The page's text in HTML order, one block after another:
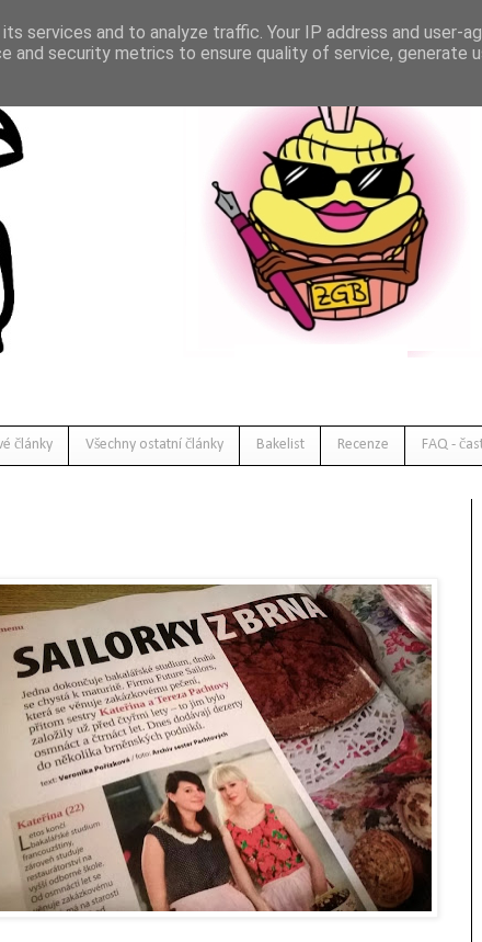
články Všechny ostatní články Bakelist Recenze FAQ -
services and to analyze traffic. Your IP address and user-
and security metrics to ensure quality of service, generate